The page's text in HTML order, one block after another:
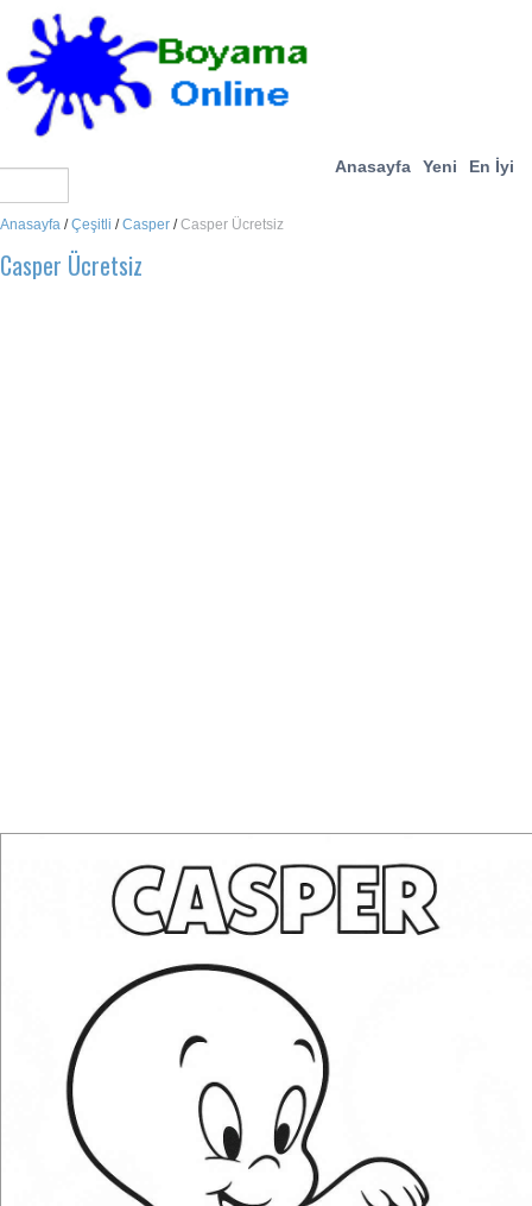
Anasayfa Yeni En İyi
Anasayfa /Çeşitli /Casper /Casper Ücretsiz
Casper Ücretsiz